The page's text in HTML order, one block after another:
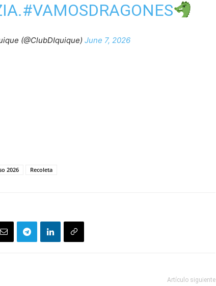
#VAMOSDRAGONES
(@ClubDIquique) June 7, 2026
2026 Recoleta
Artículo siguiente